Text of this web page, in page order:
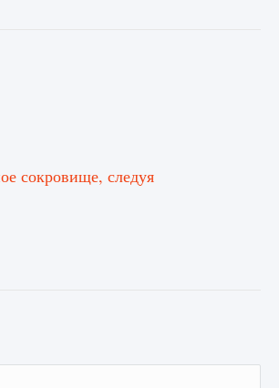
сокровище, следуя